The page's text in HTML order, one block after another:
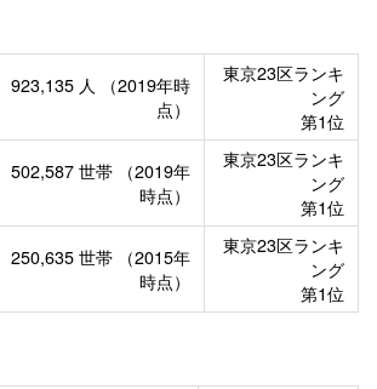
923,135 人
（2019年時
点）
東京23区ランキ
ング
第1位
502,587 世帯
（2019年
時点）
東京23区ランキ
ング
第1位
250,635 世帯
（2015年
時点）
東京23区ランキ
ング
第1位